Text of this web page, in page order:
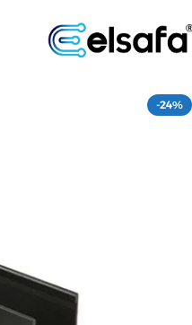
-24%